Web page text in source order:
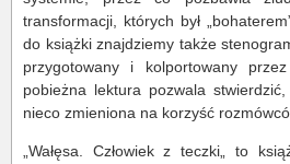
transformacji, których był
do książki znajdziemy także
przygotowany i kolportowany
pobieżna lektura pozwala
nieco zmieniona na korzyść
„Wałęsa. Człowiek z teczki„ to